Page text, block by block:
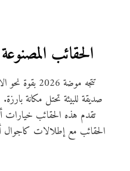
1. الحقائب
تتجه موضة
صديقة للبيئة تحتل مكانة
تقدم هذه الحقائب خيارات
الحقائب مع إطلالات كاجوال